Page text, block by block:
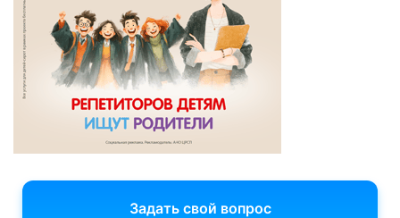
Задать свой вопрос